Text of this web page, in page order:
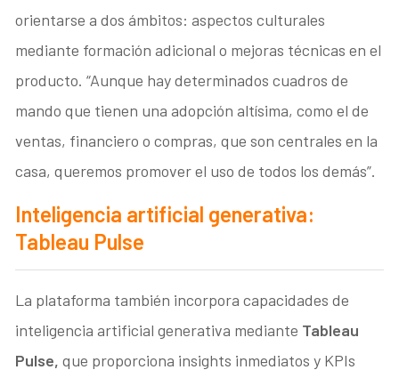
orientarse a dos ámbitos: aspectos culturales
mediante formación adicional o mejoras técnicas en el
producto. “Aunque hay determinados cuadros de
mando que tienen una adopción altísima, como el de
ventas, financiero o compras, que son centrales en la
casa, queremos promover el uso de todos los demás”.
Inteligencia artificial generativa:
Tableau Pulse
La plataforma también incorpora capacidades de
inteligencia artificial generativa mediante Tableau
Pulse, que proporciona insights inmediatos y KPIs